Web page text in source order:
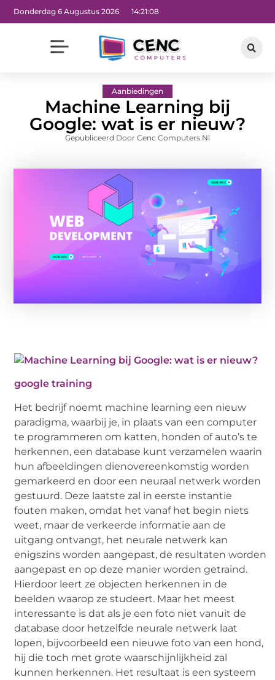
Donderdag 6 Augustus 2026 14:21:10
Aanbiedingen
Machine Learning bij
Google: wat is er nieuw?
Gepubliceerd Door Cenc Computers.nl
google training
Het bedrijf noemt machine learning een nieuw
paradigma, waarbij je, in plaats van een computer
te programmeren om katten, honden of auto’s te
herkennen, een database kunt verzamelen waarin
hun afbeeldingen dienovereenkomstig worden
gemarkeerd en door een neuraal netwerk worden
gestuurd. Deze laatste zal in eerste instantie
fouten maken, omdat het vanaf het begin niets
weet, maar de verkeerde informatie aan de
uitgang ontvangt, het neurale netwerk kan
enigszins worden aangepast, de resultaten worden
aangepast en op deze manier worden getraind.
Hierdoor leert ze objecten herkennen in de
beelden waarop ze studeert. Maar het meest
interessante is dat als je een foto niet vanuit de
database door hetzelfde neurale netwerk laat
lopen, bijvoorbeeld een nieuwe foto van een hond,
hij die toch met grote waarschijnlijkheid zal
kunnen herkennen. Het resultaat is een systeem